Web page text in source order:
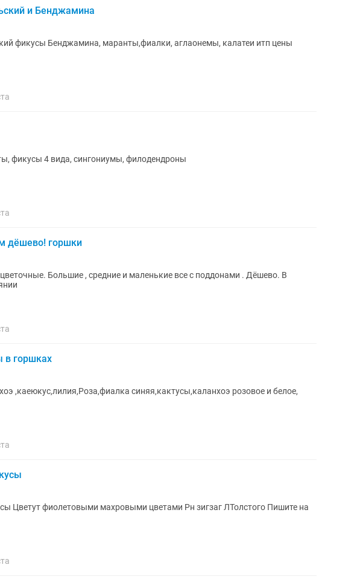
и Бенджамина
фикусы Бенджамина, маранты,фиалки, аглаонемы, калатеи итп цены
фикусы 4 вида, сингониумы, филодендроны
дёшево! горшки
Большие , средние и маленькие все с поддонами . Дёшево. В
в горшках
,каеюкус,лилия,Роза,фиалка синяя,кактусы,каланхоэ розовое и белое,
Пишите на